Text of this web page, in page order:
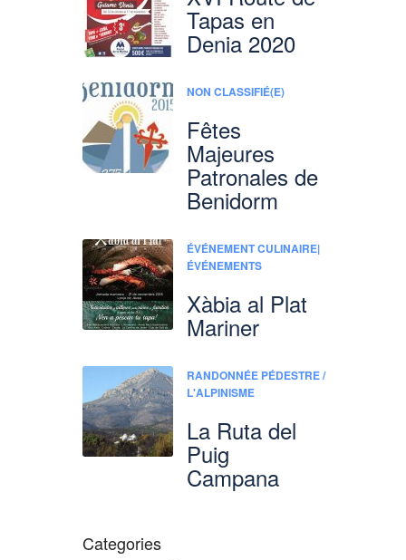
Tapas en
Denia 2020
NON CLASSIFIÉ(E)
Fêtes
Majeures
Patronales de
Benidorm
ÉVÉNEMENT CULINAIRE|
ÉVÉNEMENTS
Xàbia al Plat
Mariner
RANDONNÉE PÉDESTRE /
L'ALPINISME
La Ruta del
Puig
Campana
Categories